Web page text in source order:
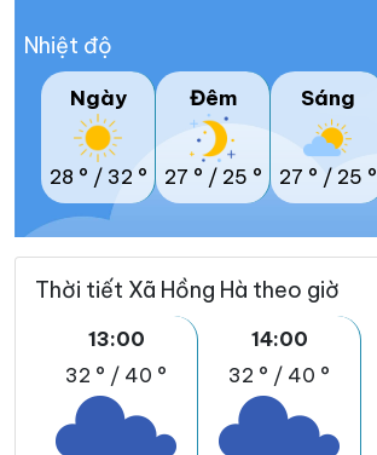
Nhiệt độ
Ngày
28 ° / 32 °
Đêm
27 ° / 25 °
Sáng
27 ° / 25 °
Thời tiết Xã Hồng Hà theo giờ
13:00
32 ° / 40 °
14:00
32 ° / 40 °